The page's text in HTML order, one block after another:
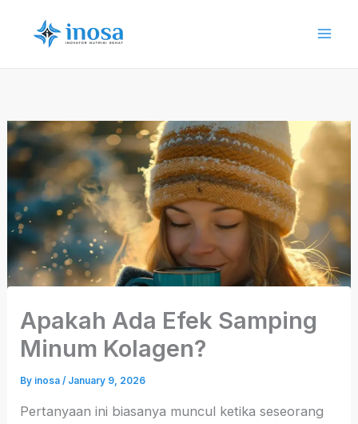
Apakah Ada Efek Samping
Minum Kolagen?
By inosa/ January 9, 2026
Pertanyaan ini biasanya muncul ketika seseorang